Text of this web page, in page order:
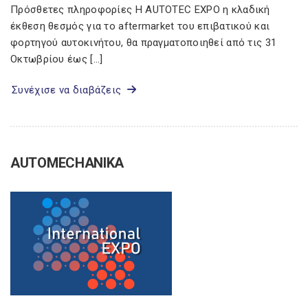
Πρόσθετες πληροφορίες Η AUTOTEC EXPO η κλαδική
έκθεση θεσμός για το aftermarket του επιβατικού και
φορτηγού αυτοκινήτου, θα πραγματοποιηθεί από τις 31
Οκτωβρίου έως […]
Συνέχισε να διαβάζεις
AUTOMECHANIKA